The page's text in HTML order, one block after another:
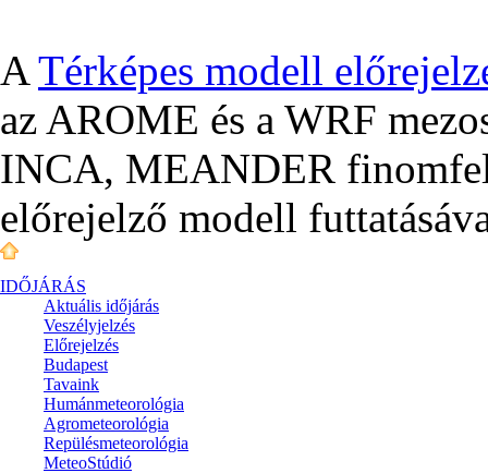
ATérképes modell
az AROME és a WRF
INCA, MEANDER
előrejelző modell
IDŐJÁRÁS
Aktuális időjárás
Veszélyjelzés
Előrejelzés
Budapest
Tavaink
Humánmeteorológia
Agrometeorológia
Repülésmeteorológia
MeteoStúdió